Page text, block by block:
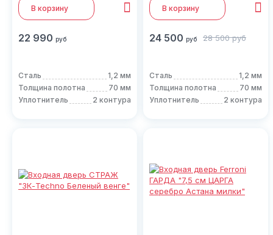
В корзину
22 990 руб
Сталь
1,2 мм
Толщина полотна
70 мм
Уплотнитель
2 контура
В корзину
24 500 руб 28 500 руб
Сталь
1,2 мм
Толщина полотна
70 мм
Уплотнитель
2 контура